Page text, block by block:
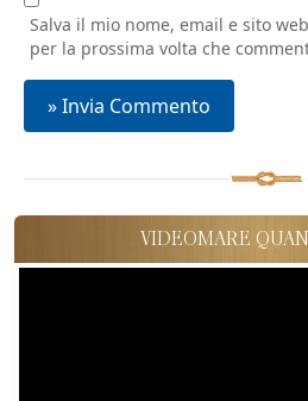
Salva il mio nome, email e sito
per la prossima volta che
VIDEOMARE